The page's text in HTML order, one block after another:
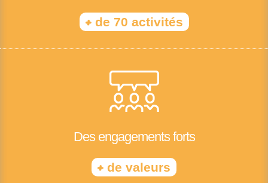
+de 70 activités
Des engagements forts
+ de valeurs